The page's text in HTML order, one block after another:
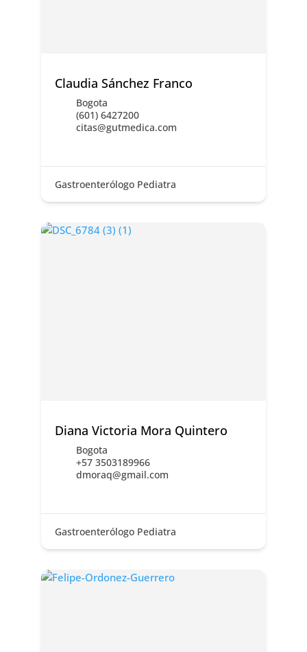
Claudia Sánchez Franco
Bogota
(601) 6427200
citas@gutmedica.com
Gastroenterólogo Pediatra
Diana Victoria Mora Quintero
Bogota
+57 3503189966
dmoraq@gmail.com
Gastroenterólogo Pediatra